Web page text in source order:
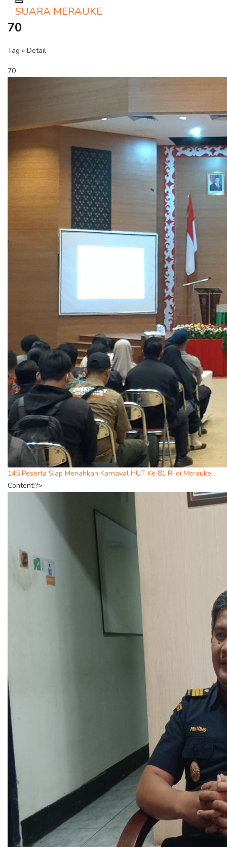
Toggle navigation
SUARA MERAUKE
70
Tag » Detail
70
145 Peserta Siap Meriahkan Karnaval HUT Ke 81 RI di Merauke
Content;?>